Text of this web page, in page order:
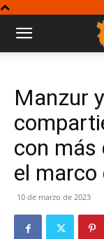
Manzur
con más
el marco
10 de marzo de 2023